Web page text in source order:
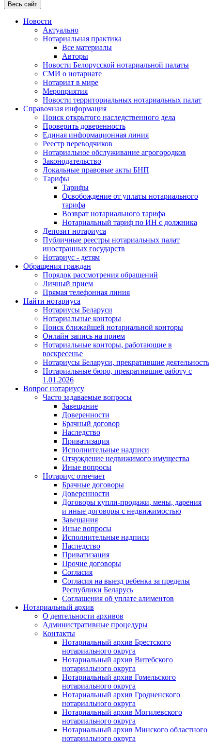
Весь сайт
Новости
Актуально
Нотариальная практика
Все материалы
Авторы
Новости Белорусской нотариальной палаты
СМИ о нотариате
Нотариат в мире
Мероприятия
Новости территориальных нотариальных палат
Справочная информация
Поиск открытого наследственного дела
Проверить доверенность
Единая информационная линия
Реестр переводчиков
Нотариальное обслуживание агрогородков
Законодательство
Локальные правовые акты БНП
Тарифы
Тарифы
Освобождение от уплаты нотариального
тарифа
Возврат нотариального тарифа
Нотариальный тариф по ИН с должника
Депозит нотариуса
Публичные реестры нотариальных палат
иностранных государств
Нотариус - детям
Обращения граждан
Порядок рассмотрения обращений
Личный прием
Прямая телефонная линия
Найти нотариуса
Нотариусы Беларуси
Нотариальные конторы
Поиск ближайшей нотариальной конторы
Онлайн запись на прием
Нотариальные конторы, работающие в
воскресенье
Нотариусы Беларуси, прекратившие деятельность
Нотариальные бюро, прекратившие работу с
1.01.2026
Вопрос нотариусу
Часто задаваемые вопросы
Завещание
Доверенности
Брачный договор
Наследство
Приватизация
Исполнительные надписи
Отчуждение недвижимого имущества
Иные вопросы
Нотариус отвечает
Брачные договоры
Доверенности
Договоры купли-продажи, мены, дарения
и иные договоры с недвижимостью
Завещания
Иные вопросы
Исполнительные надписи
Наследство
Приватизация
Прочие договоры
Согласия
Согласия на выезд ребенка за пределы
Республики Беларусь
Соглашения об уплате алиментов
Нотариальный архив
О деятельности архивов
Административные процедуры
Контакты
Нотариальный архив Брестского
нотариального округа
Нотариальный архив Витебского
нотариального округа
Нотариальный архив Гомельского
нотариального округа
Нотариальный архив Гродненского
нотариального округа
Нотариальный архив Могилевского
нотариального округа
Нотариальный архив Минского областного
нотариального округа